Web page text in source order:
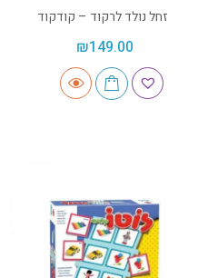
זחל נולד לרקוד – קודקוד
₪149.00